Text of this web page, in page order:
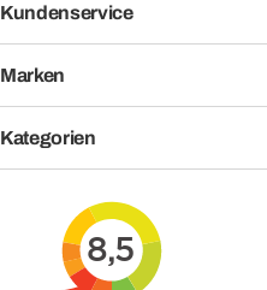
Kundenservice
Marken
Kategorien